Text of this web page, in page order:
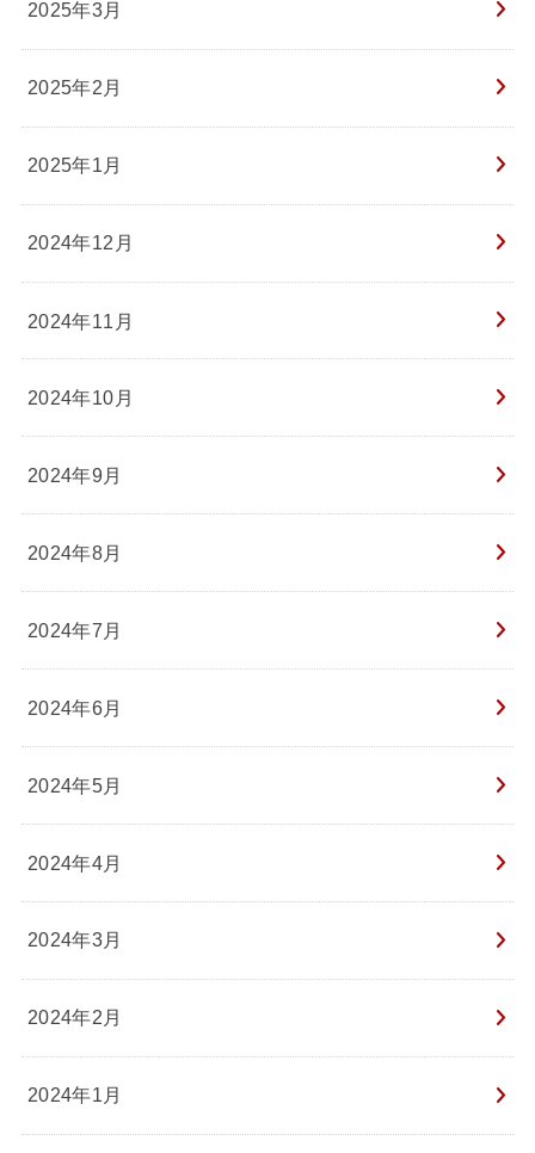
2025年3月
2025年2月
2025年1月
2024年12月
2024年11月
2024年10月
2024年9月
2024年8月
2024年7月
2024年6月
2024年5月
2024年4月
2024年3月
2024年2月
2024年1月